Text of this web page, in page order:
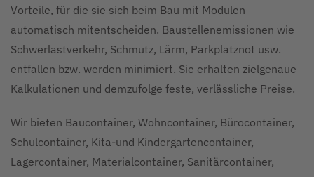
Vorteile, für die sie sich beim Bau mit Modulen
automatisch mitentscheiden. Baustellenemissionen wie
Schwerlastverkehr, Schmutz, Lärm, Parkplatznot usw.
entfallen bzw. werden minimiert. Sie erhalten zielgenaue
Kalkulationen und demzufolge feste, verlässliche Preise.
Wir bieten Baucontainer, Wohncontainer, Bürocontainer,
Schulcontainer, Kita-und Kindergartencontainer,
Lagercontainer, Materialcontainer, Sanitärcontainer,